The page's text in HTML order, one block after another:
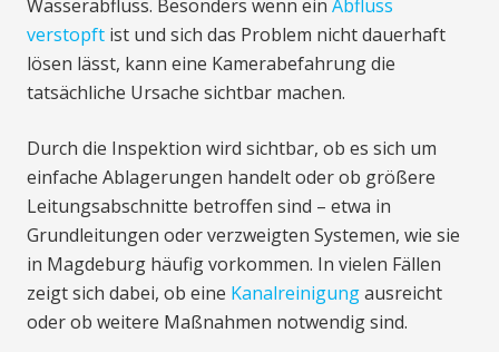
Wasserabfluss. Besonders wenn ein Abfluss
verstopft ist und sich das Problem nicht dauerhaft
lösen lässt, kann eine Kamerabefahrung die
tatsächliche Ursache sichtbar machen.
Durch die Inspektion wird sichtbar, ob es sich um
einfache Ablagerungen handelt oder ob größere
Leitungsabschnitte betroffen sind – etwa in
Grundleitungen oder verzweigten Systemen, wie sie
in Magdeburg häufig vorkommen. In vielen Fällen
zeigt sich dabei, ob eine Kanalreinigungausreicht
oder ob weitere Maßnahmen notwendig sind.